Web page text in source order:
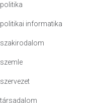
politika
politikai informatika
szakirodalom
szemle
szervezet
társadalom